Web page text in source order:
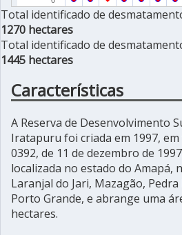
Total identificado de
1270 hectares
Total identificado de
1445 hectares
Características
A Reserva de Desenvolvimento
Iratapuru foi criada em 1997,
0392, de 11 de dezembro de
localizada no estado do Amapá,
Laranjal do Jari, Mazagão,
Porto Grande, e abrange uma
hectares.